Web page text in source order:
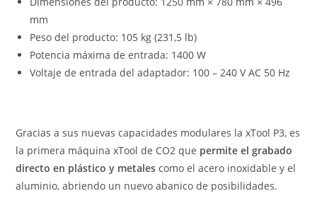
mm
Peso del producto: 105 kg (231,5 lb)
Potencia máxima de entrada: 1400 W
Voltaje de entrada del adaptador: 100 – 240 V AC 50 Hz
Gracias a sus nuevas capacidades modulares la xTool P3, es
la primera máquina xTool de CO2 que permite el grabado
directo en plástico y metales como el acero inoxidable y el
aluminio, abriendo un nuevo abanico de posibilidades.